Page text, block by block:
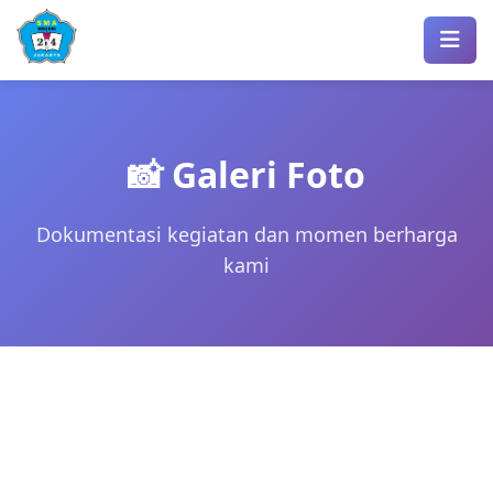
📸 Galeri Foto
Dokumentasi kegiatan dan momen berharga
kami